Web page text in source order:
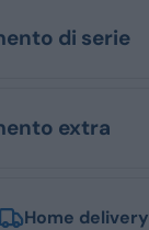
di serie
extra
Home delivery